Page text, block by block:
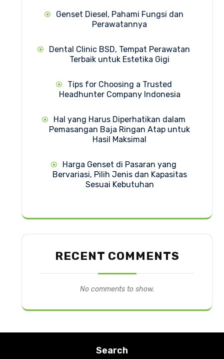
Genset Diesel, Pahami Fungsi dan
Perawatannya
Dental Clinic BSD, Tempat Perawatan
Terbaik untuk Estetika Gigi
Tips for Choosing a Trusted
Headhunter Company Indonesia
Hal yang Harus Diperhatikan dalam
Pemasangan Baja Ringan Atap untuk
Hasil Maksimal
Harga Genset di Pasaran yang
Bervariasi, Pilih Jenis dan Kapasitas
Sesuai Kebutuhan
RECENT COMMENTS
No comments to show.
Search